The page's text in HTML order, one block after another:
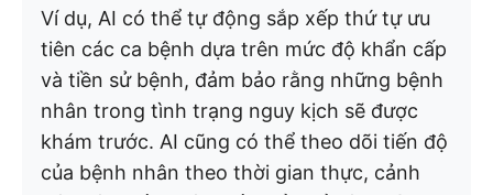
Ví dụ, AI có thể tự động sắp xếp thứ tự ưu
tiên các ca bệnh dựa trên mức độ khẩn cấp
và tiền sử bệnh, đảm bảo rằng những bệnh
nhân trong tình trạng nguy kịch sẽ được
khám trước. AI cũng có thể theo dõi tiến độ
của bệnh nhân theo thời gian thực, cảnh